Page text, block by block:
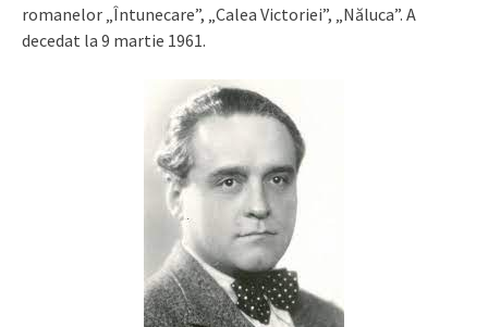
romanelor „Întunecare”, „Calea Victoriei”, „Năluca”. A
decedat la 9 martie 1961.